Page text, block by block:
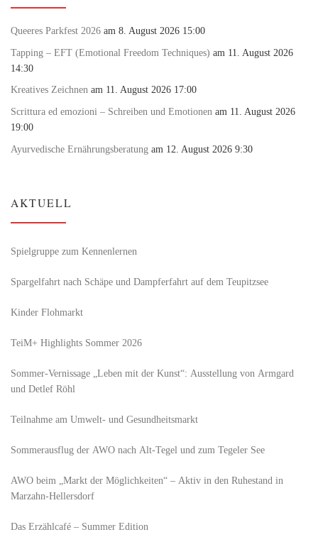
Queeres Parkfest 2026 am 8. August 2026 15:00
Tapping – EFT (Emotional Freedom Techniques) am 11. August 2026
14:30
Kreatives Zeichnen am 11. August 2026 17:00
Scrittura ed emozioni – Schreiben und Emotionen am 11. August 2026
19:00
Ayurvedische Ernährungsberatung am 12. August 2026 9:30
AKTUELL
Spielgruppe zum Kennenlernen
Spargelfahrt nach Schäpe und Dampferfahrt auf dem Teupitzsee
Kinder Flohmarkt
TeiM+ Highlights Sommer 2026
Sommer-Vernissage „Leben mit der Kunst“: Ausstellung von Armgard
und Detlef Röhl
Teilnahme am Umwelt- und Gesundheitsmarkt
Sommerausflug der AWO nach Alt‑Tegel und zum Tegeler See
AWO beim „Markt der Möglichkeiten“ – Aktiv in den Ruhestand in
Marzahn-Hellersdorf
Das Erzählcafé – Summer Edition